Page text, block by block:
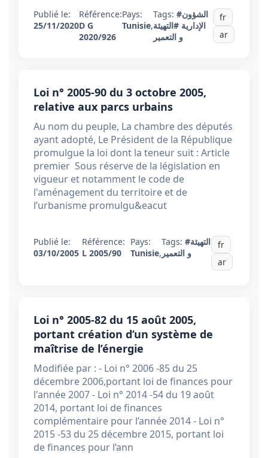
Publié le:
25/11/2020
Référence:
D G
2020/926
Pays:
Tunisie,
Tags: #الشؤون
الإدارية #التهيئة
و التعمير
fr
ar
Loi n° 2005-90 du 3 octobre 2005,
relative aux parcs urbains
Au nom du peuple, La chambre des députés
ayant adopté, Le Président de la République
promulgue la loi dont la teneur suit : Article
premier Sous réserve de la législation en
vigueur et notamment le code de
l'aménagement du territoire et de
l’urbanisme promulgu&eacut
Publié le:
03/10/2005
Référence:
L 2005/90
Pays:
Tunisie,
Tags: #التهيئة
و التعمير
fr
ar
Loi n° 2005-82 du 15 août 2005,
portant création d’un système de
maîtrise de l’énergie
Modifiée par : - Loi n° 2006 -85 du 25
décembre 2006,portant loi de finances pour
l'année 2007 - Loi n° 2014 -54 du 19 août
2014, portant loi de finances
complémentaire pour l’année 2014 - Loi n°
2015 -53 du 25 décembre 2015, portant loi
de finances pour l’ann